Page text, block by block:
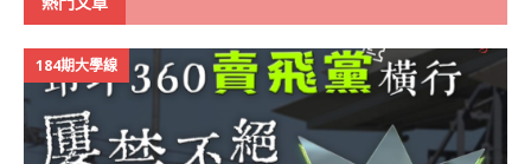
184期大學線